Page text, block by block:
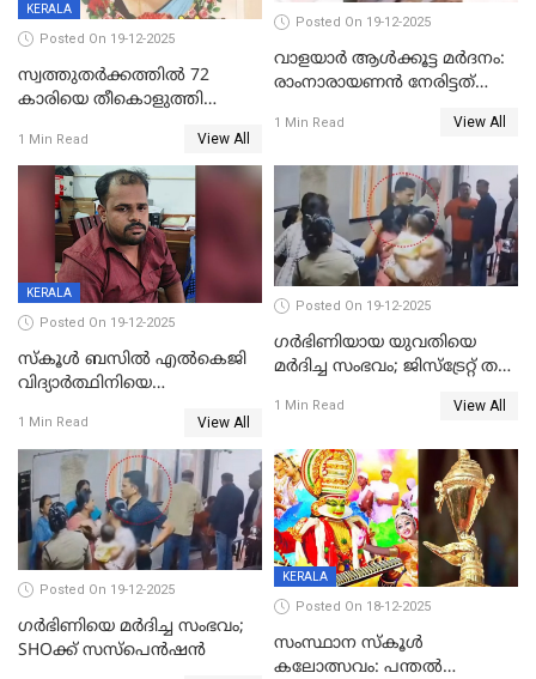
KERALA
Posted On 19-12-2025
സ്വത്തുതര്‍ക്കത്തില്‍ 72
കാരിയെ തീകൊളുത്തി
ക്രൂരകൊലപാതകത്തില്‍
സഹോദരിപുത്രന് ജീവപര്യന്തം
1 Min Read View All
Posted On 19-12-2025
വാളയാർ ആൾക്കൂട്ട മർദനം:
രാംനാരായണൻ നേരിട്ടത്
നാൽപ്പതിലേറെ
റിപ്പോർട്ട്
1 Min Read View All
KERALA
Posted On 19-12-2025
സ്കൂൾ ബസിൽ എൽകെജി
വിദ്യാര്‍ത്ഥിനിയെ
ക്ലീനര്‍ പിടിയിൽ
1 Min Read View All
Posted On 19-12-2025
ഗര്‍ഭിണിയായ യുവതിയെ
മര്‍ദിച്ച സംഭവം; ജിസ്‌ട്രേറ്റ് തല
യുവതി
1 Min Read View All
Posted On 19-12-2025
ഗര്‍ഭിണിയെ മർദിച്ച സംഭവം;
SHOക്ക് സസ്പെൻഷൻ
KERALA
Posted On 18-12-2025
സംസ്ഥാന സ്കൂൾ
കലോത്സവം: പന്തൽ